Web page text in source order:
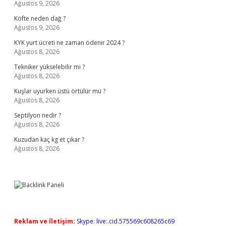
Ağustos 9, 2026
Köfte neden dağ ?
Ağustos 9, 2026
KYK yurt ücreti ne zaman ödenir 2024 ?
Ağustos 8, 2026
Tekniker yükselebilir mi ?
Ağustos 8, 2026
Kuşlar uyurken üstü örtülür mü ?
Ağustos 8, 2026
Septilyon nedir ?
Ağustos 8, 2026
Kuzudan kaç kg et çıkar ?
Ağustos 8, 2026
Reklam ve İletişim: Skype: live:.cid.575569c608265c69